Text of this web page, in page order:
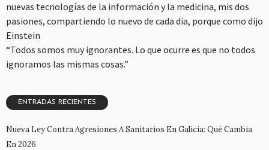
nuevas tecnologías de la información y la medicina, mis dos
pasiones, compartiendo lo nuevo de cada dia, porque como dijo
Einstein
“Todos somos muy ignorantes. Lo que ocurre es que no todos
ignoramos las mismas cosas.”
ENTRADAS RECIENTES
Nueva Ley Contra Agresiones A Sanitarios En Galicia: Qué Cambia
En 2026